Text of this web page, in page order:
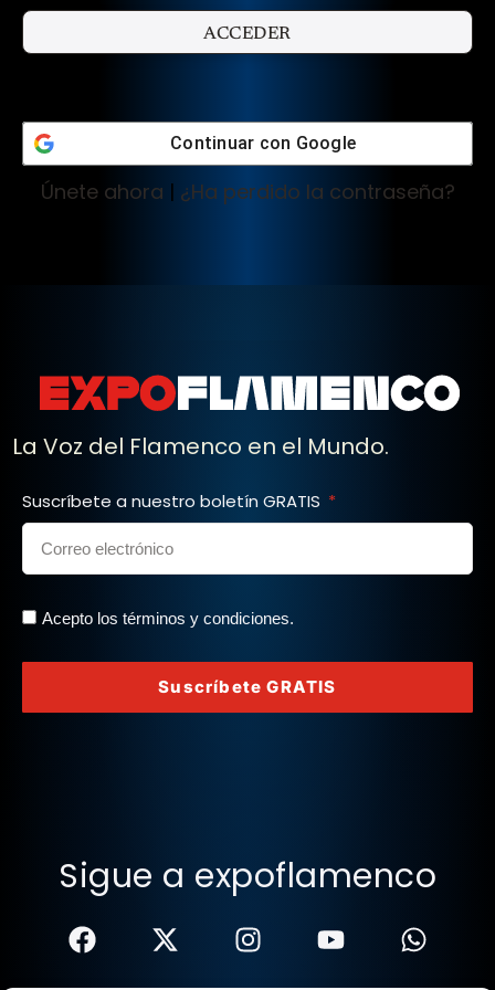
Continuar con Google
Únete ahora | ¿Ha perdido la contraseña?
La Voz del Flamenco en el Mundo.
Suscríbete a nuestro boletín GRATIS
Acepto los términos y condiciones.
Suscríbete GRATIS
Sigue a expoflamenco